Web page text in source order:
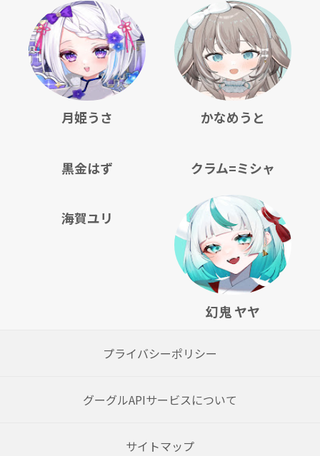
月姫うさ かなめうと
黒金はず クラム=ミシャ
海賀ユリ
幻鬼 ヤヤ
プライバシーポリシー
グーグルAPIサービスについて
サイトマップ